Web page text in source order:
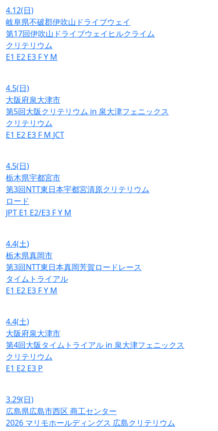
4.12(日)
岐阜県不破郡伊吹山ドライブウェイ
第17回伊吹山ドライブウェイヒルクライム
クリテリウム
E1 E2 E3 FY M
4.5(日)
大阪府泉大津市
第5回大阪クリテリウム in 泉大津フェニックス
クリテリウム
E1 E2 E3 F M JCT
4.5(日)
栃木県宇都宮市
第3回NTT東日本宇都宮清原クリテリウム
ロード
JPT E1 E2/E3 FY M
4.4(土)
栃木県真岡市
第3回NTT東日本真岡芳賀ロードレース
タイムトライアル
E1 E2 E3 FY M
4.4(土)
大阪府泉大津市
第4回大阪タイムトライアル in 泉大津フェニックス
クリテリウム
E1 E2 E3 P
3.29(日)
広島県広島市西区 商工センター
2026 マリモホールディングス 広島クリテリウム